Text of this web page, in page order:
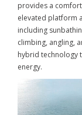
provides a
elevated platform
including
climbing, angling,
hybrid technology
energy.
Video
oynatıcı